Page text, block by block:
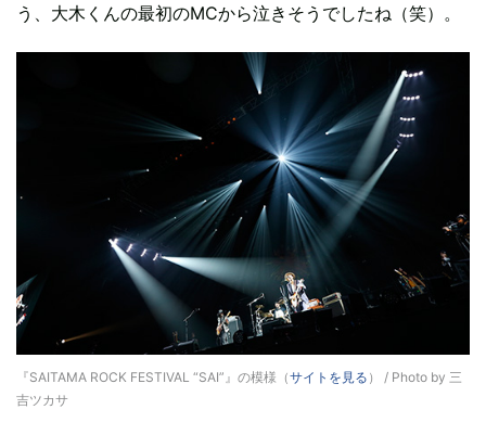
う、大木くんの最初のMCから泣きそうでしたね（笑）。
『SAITAMA ROCK FESTIVAL “SAI”』の模様（サイトを見る ） / Photo by 三
吉ツカサ